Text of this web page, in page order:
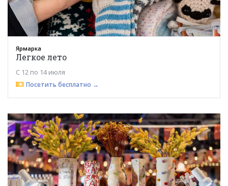
Ярмарка
Легкое лето
С 12 по 14 июля
Посетить бесплатно →